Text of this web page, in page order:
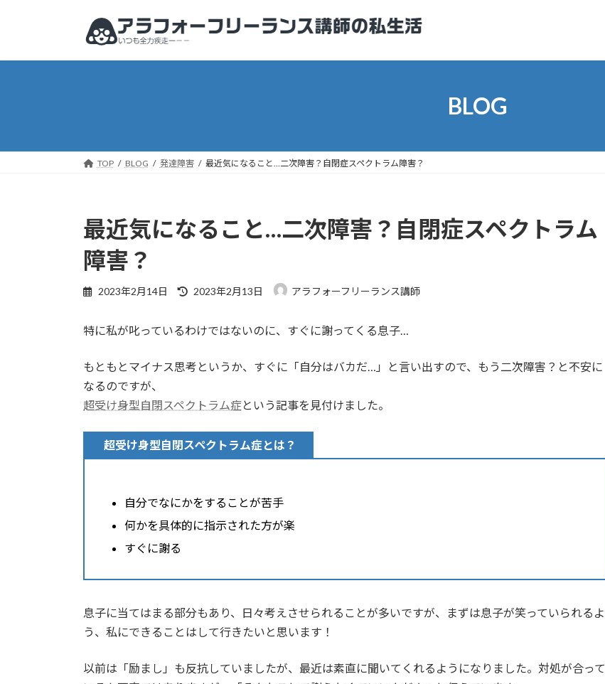
ン
ー
BLOG
TOP BLOG 発達障害 最近気になること…二次障害？自閉症スペクトラム障害？
最近気になること…二次障害？自閉症スペクトラム
障害？
2023年2月14日
最
新
時
:
2023年2月13日 アラフォーフリーランス講師
特に私が叱っているわけではないのに、すぐに謝ってくる息子…
もともとマイナス思考というか、すぐに「自分はバカだ…」と言い出すので、もう二次障害？と不安に
なるのですが、
超受け身型自閉スペクトラム症という記事を見付けました。
超受け身型自閉スペクトラム症とは？
自分でなにかをすることが苦手
何かを具体的に指示された方が楽
すぐに謝る
息子に当てはまる部分もあり、日々考えさせられることが多いですが、まずは息子が笑っていられるよ
う、私にできることはして行きたいと思います！
以前は「励まし」も反抗していましたが、最近は素直に聞いてくれるようになりました。対処が合って